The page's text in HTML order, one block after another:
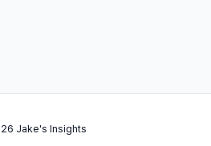
Jake's Insights